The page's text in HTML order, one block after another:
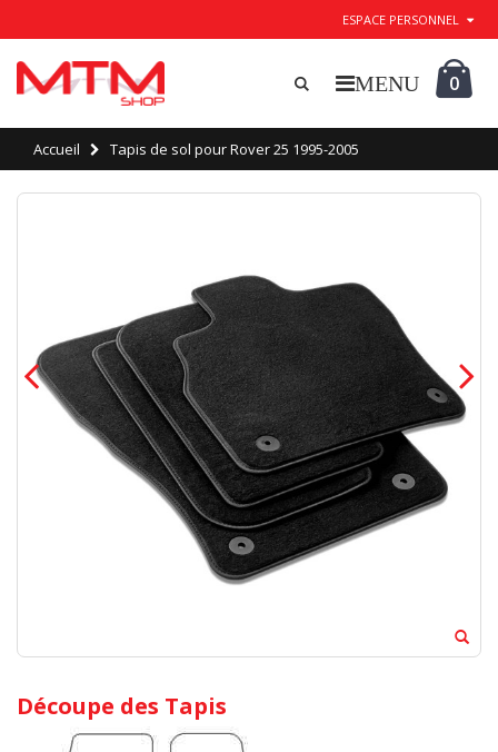
ESPACE PERSONNEL
0
Accueil Tapis de sol pour Rover 25 1995-2005
Découpe des Tapis